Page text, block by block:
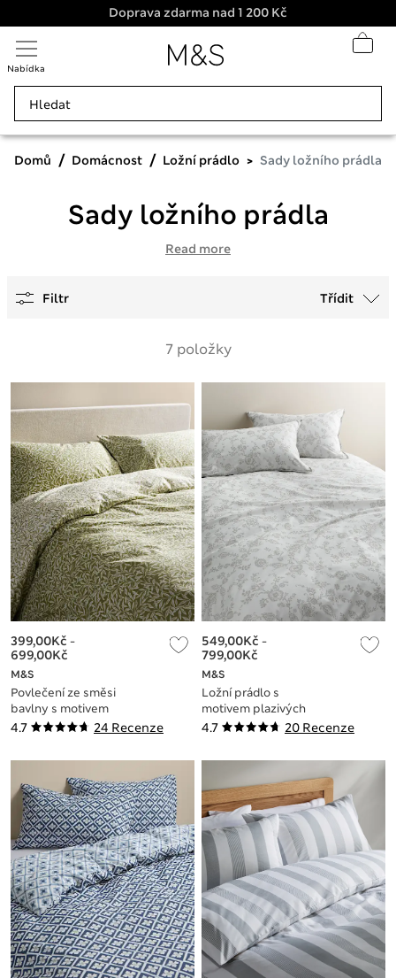
Doprava zdarma nad 1 200 Kč
Nabídka
Domů Domácnost Ložní prádlo Sady ložního prádla
Sady ložního prádla
Read more
Filtr Třídit
7 položky
4.7 24 Recenze
M&S
Povlečení ze směsi
bavlny s motivem
vrbových listů
399,00Kč -
699,00Kč
4.7 20 Recenze
M&S
Ložní prádlo s
motivem plazivých
rostlin s vysokým
549,00Kč -
799,00Kč